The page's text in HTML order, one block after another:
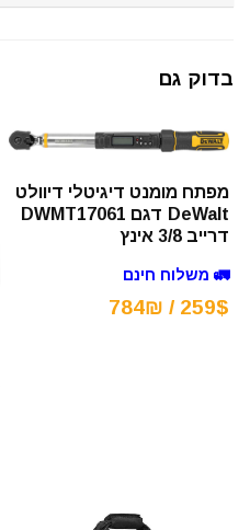
בדוק גם
מפתח מומנט דיגיטלי דיוולט
DeWalt דגם DWMT17061
דרייב 3/8 אינץ
🚛 משלוח חינם
259$ / 784₪